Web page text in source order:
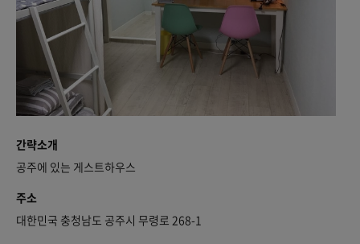
간략소개
공주에 있는 게스트하우스
주소
대한민국 충청남도 공주시 무령로 268-1